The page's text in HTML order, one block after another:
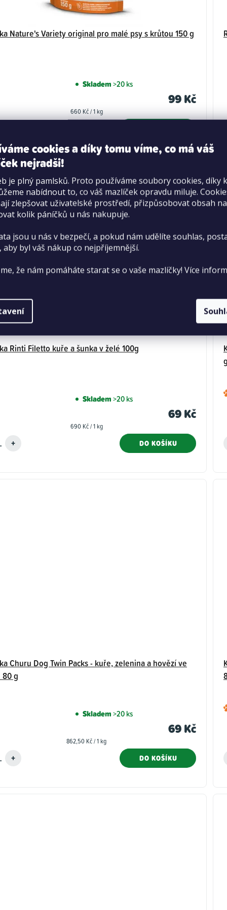
cookies a díky tomu víme, co má váš
nejradši!
je plný pamlsků. Proto používáme soubory cookies, díky
nabídnout to, co váš mazlíček opravdu miluje.
zlepšovat uživatelské prostředí, přizpůsobovat obsah
kolik páníčků u nás nakupuje.
jsou u nás v bezpečí, a pokud nám udělíte souhlas,
aby byl váš nákup co nejpříjemnější.
že nám pomáháte starat se o vaše mazlíčky! Více
Nature's Variety original pro malé psy s krůtou 150 g
Skladem>20 ks
99 Kč
Měrná
cena:
660 Kč / 1 kg
Rinti Filetto kuře a šunka v želé 100g
Skladem>20 ks
69 Kč
Měrná
690 Kč / 1 kg
DO KOŠÍKU
g
Churu Dog Twin Packs - kuře, zelenina a hovězí ve
g
Skladem>20 ks
69 Kč
Měrná
862,50 Kč / 1 kg
DO KOŠÍKU